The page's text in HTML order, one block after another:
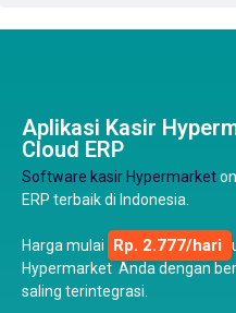
Aplikasi Kasir
Cloud ERP
Software kasir Hypermarket
ERP terbaik di Indonesia.
Harga mulai Rp. 2.777/hari
Hypermarket Anda dengan
saling terintegrasi.